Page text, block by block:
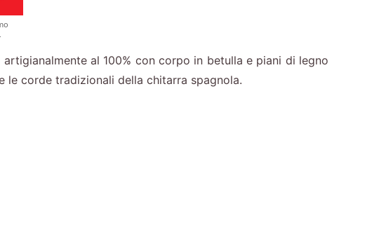
al 100% con corpo in betulla e piani di legno
le corde tradizionali della chitarra spagnola.